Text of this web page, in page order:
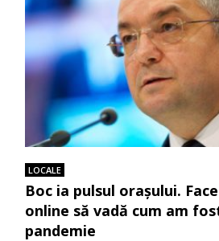
LOCALE
Boc ia pulsul orașului.
online să vadă cum am
pandemie